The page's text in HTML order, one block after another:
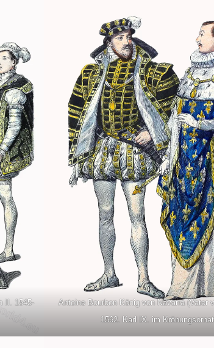
II. 1545-
Antoine Bourbon König von Navarra (Vater
1562. Karl IX. im